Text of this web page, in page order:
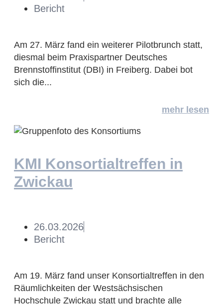
Bericht
Am 27. März fand ein weiterer Pilotbrunch statt,
diesmal beim Praxispartner Deutsches
Brennstoffinstitut (DBI) in Freiberg. Dabei bot
sich die...
mehr lesen
KMI Konsortialtreffen in
Zwickau
26.03.2026
Bericht
Am 19. März fand unser Konsortialtreffen in den
Räumlichkeiten der Westsächsischen
Hochschule Zwickau statt und brachte alle